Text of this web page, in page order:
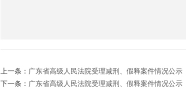
上一条： 广东省高级人民法院受理减刑、假释案件情况公示
下一条： 广东省高级人民法院受理减刑、假释案件情况公示